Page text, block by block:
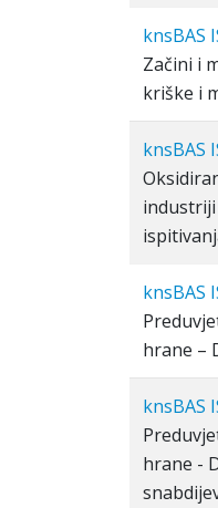
knsBAS
Začini i
kriške i
knsBAS
knsBAS
hrane –
knsBAS
hrane -